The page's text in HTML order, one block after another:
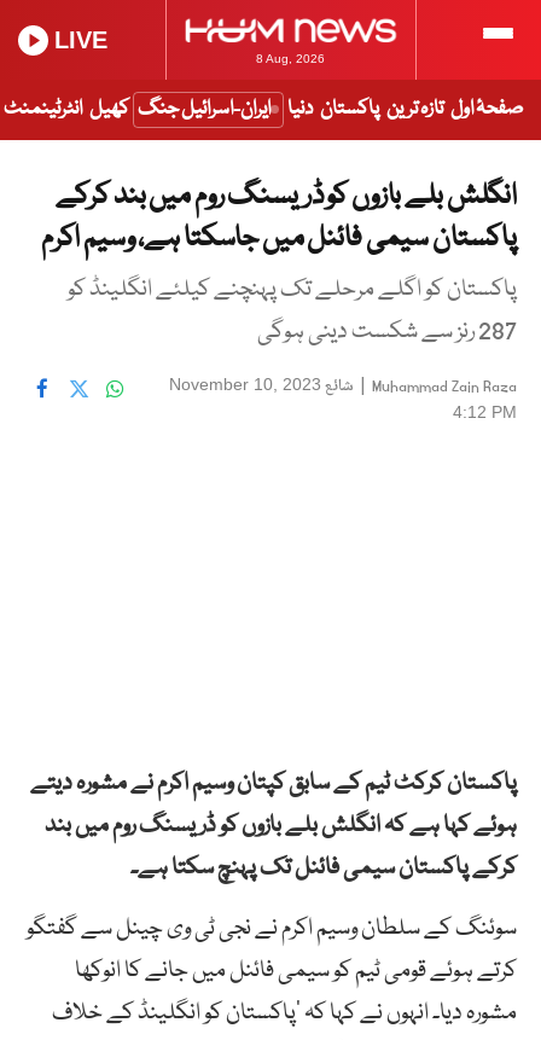
8 Aug, 2026
LIVE
صفحۂ اول تازہ ترین پاکستان دنیا ایران-اسرائیل جنگ کھیل انٹرٹینمنٹ
انگلش بلے بازوں کو ڈریسنگ روم میں بند کرکے
پاکستان سیمی فائنل میں جاسکتا ہے، وسیم اکرم
پاکستان کو اگلے مرحلے تک پہنچنے کیلئے انگلینڈ کو
287 رنز سے شکست دینی ہوگی
Muhammad Zain Raza
| شائع November 10, 2023
4:12 PM
پاکستان کرکٹ ٹیم کے سابق کپتان وسیم اکرم نے مشورہ دیتے
ہوئے کہا ہے کہ انگلش بلے بازوں کو ڈریسنگ روم میں بند
کرکے پاکستان سیمی فائنل تک پہنچ سکتا ہے۔
سوئنگ کے سلطان وسیم اکرم نے نجی ٹی وی چینل سے گفتگو
کرتے ہوئے قومی ٹیم کو سیمی فائنل میں جانے کا انوکھا
مشورہ دیا۔ انہوں نے کہا کہ ‘پاکستان کو انگلینڈ کے خلاف